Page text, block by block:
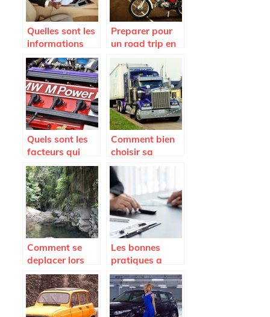
Quelles sont les
informations
contenues dans
une carte grise ?
Preparer pour
un road trip en
Quels sont les
facteurs qui
peuvent
endommager
une voiture ?
Comment bien
choisir sa
remorque ?
Comment se
deplacer lors
d’un sejour en
Martinique?
Les bonnes
pratiques a
connaitre
lorsqu’on vend
un vehicule
d’occasion.